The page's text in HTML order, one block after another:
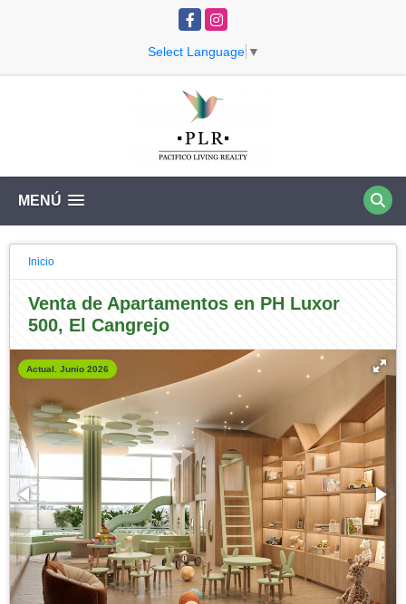
FacebookInstagram
Select Language ▼
MENÚ
Inicio
Venta de Apartamentos en PH Luxor
500, El Cangrejo
Actual. Junio 2026